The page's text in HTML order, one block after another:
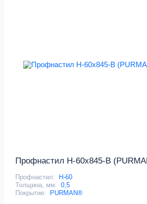
Профнастил Н-60x845-B
Профнастил:
Н-60
Толщина, мм: 0,5
Покрытие:
PURMAN®